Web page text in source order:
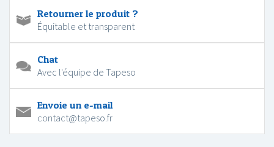
Retourner le produit ?
Équitable et transparent
Chat
Avec l'équipe de Tapeso
Envoie un e-mail
contact@tapeso.fr